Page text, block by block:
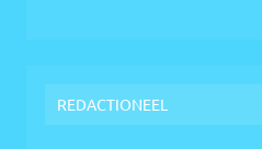
REDACTIONEEL